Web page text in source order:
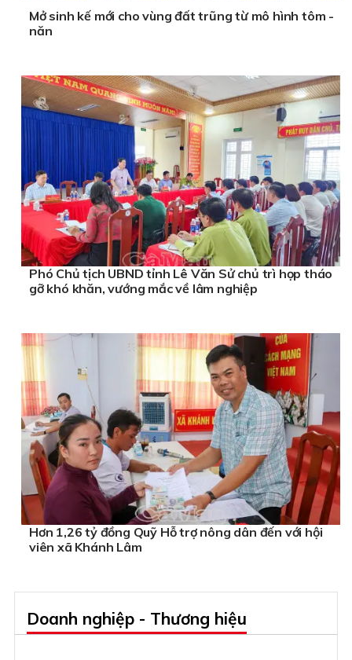
Mở sinh kế mới cho vùng đất trũng từ mô hình tôm -
năn
Phó Chủ tịch UBND tỉnh Lê Văn Sử chủ trì họp tháo
gỡ khó khăn, vướng mắc về lâm nghiệp
Hơn 1,26 tỷ đồng Quỹ Hỗ trợ nông dân đến với hội
viên xã Khánh Lâm
Doanh nghiệp - Thương hiệu